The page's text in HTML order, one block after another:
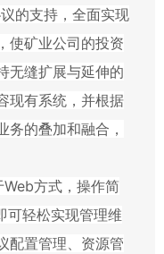
的支持，全面实现
使矿业公司的投资
无缝扩展与延伸的
现有系统，并根据
务的叠加和融合，
Web方式，操作简
可轻松实现管理维
配置管理、资源管